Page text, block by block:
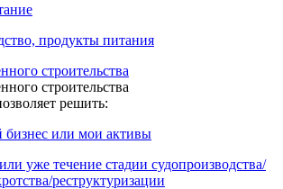
продукты питания
строительства
строительства
решить:
бизнес или мои активы
уже течение стадии судопроизводства/
реструктуризации